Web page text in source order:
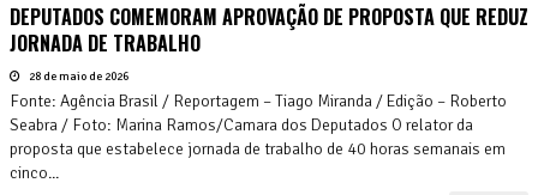
DEPUTADOS COMEMORAM APROVAÇÃO DE PROPOSTA QUE REDUZ
JORNADA DE TRABALHO
28 de maio de 2026
Fonte: Agência Brasil / Reportagem – Tiago Miranda / Edição – Roberto
Seabra / Foto: Marina Ramos/Camara dos Deputados O relator da
proposta que estabelece jornada de trabalho de 40 horas semanais em
cinco...